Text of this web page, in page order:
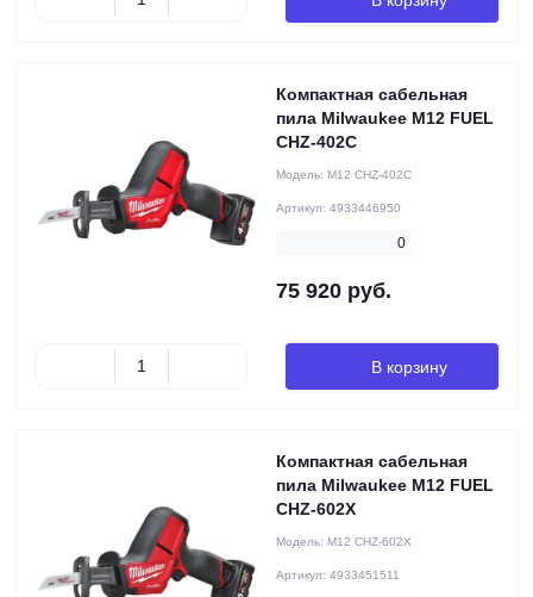
Компактная сабельная
пила Milwaukee M12 FUEL
CHZ-402C
Модель: M12 CHZ-402C
Артикул: 4933446950
0
75 920 руб.
В корзину
Компактная сабельная
пила Milwaukee M12 FUEL
CHZ-602X
Модель: M12 CHZ-602X
Артикул: 4933451511